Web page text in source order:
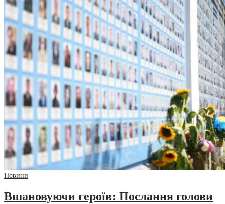
Новини
Вшановуючи героїв: Послання голови